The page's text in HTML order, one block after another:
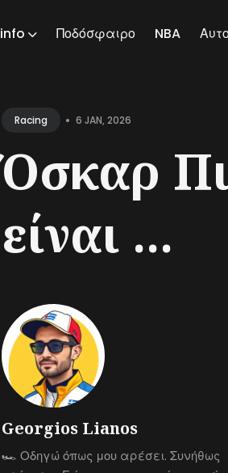
info Ποδόσφαιρο NBA
Racing • 6 JAN, 2026
Όσκαρ
είναι ...
Georgios Lianos
🏎 Οδηγώ όπως μου αρέσει. Συνήθως